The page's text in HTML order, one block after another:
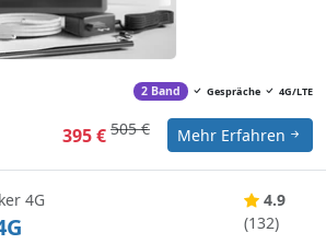
2 Band Gespräche 4G/LTE
395 € 505 € Mehr Erfahren
4G
4.9
(132)